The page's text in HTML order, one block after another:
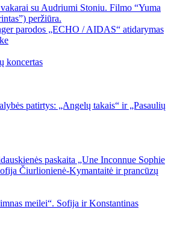
su Audriumi Stoniu. Filmo “Yuma
peržiūra.
parodos „ECHO / AIDAS“ atidarymas
koncertas
patirtys: „Angelų takais“ ir „Pasaulių
paskaita „Une Inconnue Sophie
Čiurlionienė-Kymantaitė ir prancūzų
meilei“. Sofija ir Konstantinas